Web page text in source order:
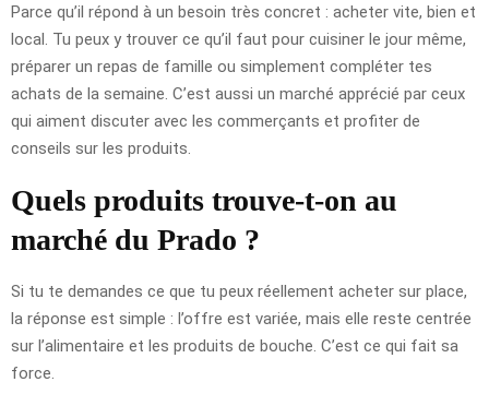
Parce qu’il répond à un besoin très concret : acheter vite, bien et
local. Tu peux y trouver ce qu’il faut pour cuisiner le jour même,
préparer un repas de famille ou simplement compléter tes
achats de la semaine. C’est aussi un marché apprécié par ceux
qui aiment discuter avec les commerçants et profiter de
conseils sur les produits.
Quels produits trouve-t-on au
marché du Prado ?
Si tu te demandes ce que tu peux réellement acheter sur place,
la réponse est simple : l’offre est variée, mais elle reste centrée
sur l’alimentaire et les produits de bouche. C’est ce qui fait sa
force.